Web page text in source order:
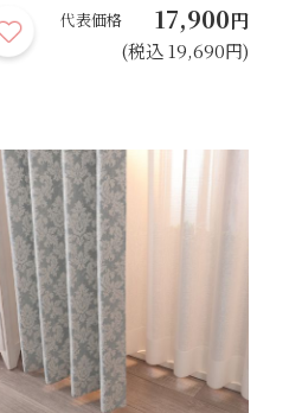
代表価格 17,900円
(税込 19,690円)